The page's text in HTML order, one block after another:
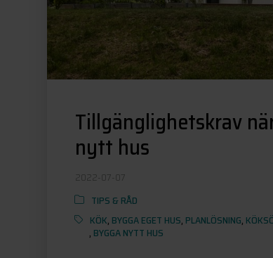
Tillgänglighetskrav
nytt hus
2022-07-07
TIPS & RÅD
KÖK, BYGGA EGET HUS, PLANLÖSNING,
, BYGGA NYTT HUS